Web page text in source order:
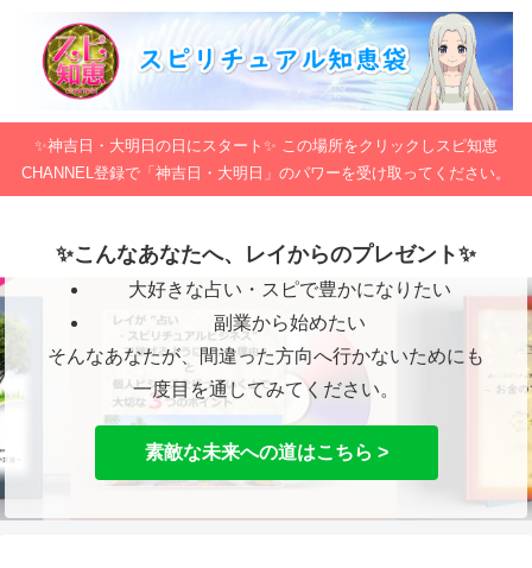
✨神吉日・大明日の日にスタート✨ この場所をクリックしスピ知恵
CHANNEL登録で「神吉日・大明日」のパワーを受け取ってください。
✨こんなあなたへ、レイからのプレゼント✨
大好きな占い・スピで豊かになりたい
副業から始めたい
そんなあなたが、間違った方向へ行かないためにも
一度目を通してみてください。
素敵な未来への道はこちら >